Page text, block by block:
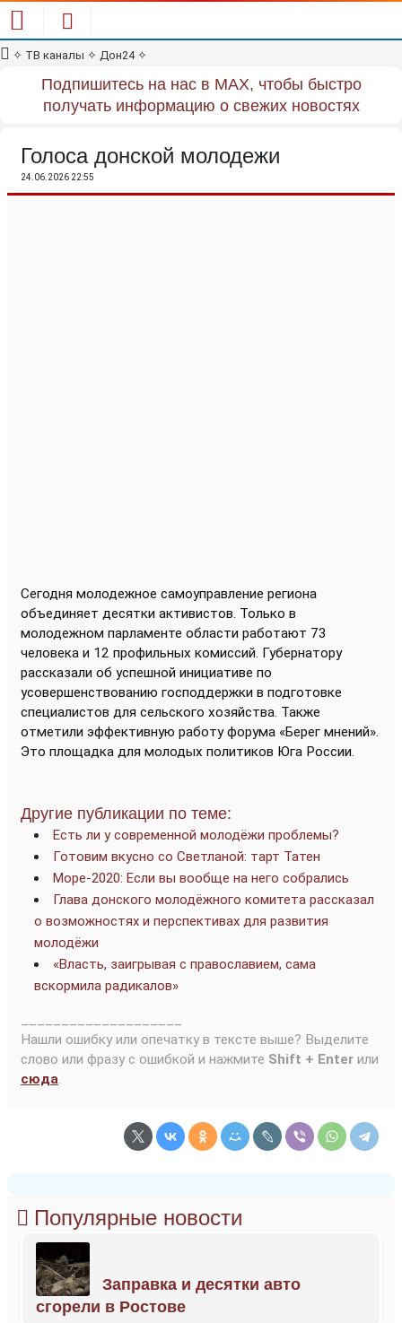
✧ ТВ каналы ✧ Дон24✧
Подпишитесь на нас в MAX, чтобы быстро
получать информацию о свежих новостях
Голоса донской молодежи
24.06.2026 22:55
Сегодня молодежное самоуправление региона
объединяет десятки активистов. Только в
молодежном парламенте области работают 73
человека и 12 профильных комиссий. Губернатору
рассказали об успешной инициативе по
усовершенствованию господдержки в подготовке
специалистов для сельского хозяйства. Также
отметили эффективную работу форума «Берег мнений».
Это площадка для молодых политиков Юга России.
Другие публикации по теме:
Есть ли у современной молодёжи проблемы?
Готовим вкусно со Светланой: тарт Татен
Море-2020: Если вы вообще на него собрались
Глава донского молодёжного комитета рассказал
о возможностях и перспективах для развития
молодёжи
«Власть, заигрывая с православием, сама
вскормила радикалов»
Нашли ошибку или опечатку в тексте выше? Выделите
слово или фразу с ошибкой и нажмите Shift + Enter или
сюда.
Популярные новости
Заправка и десятки авто
сгорели в Ростове